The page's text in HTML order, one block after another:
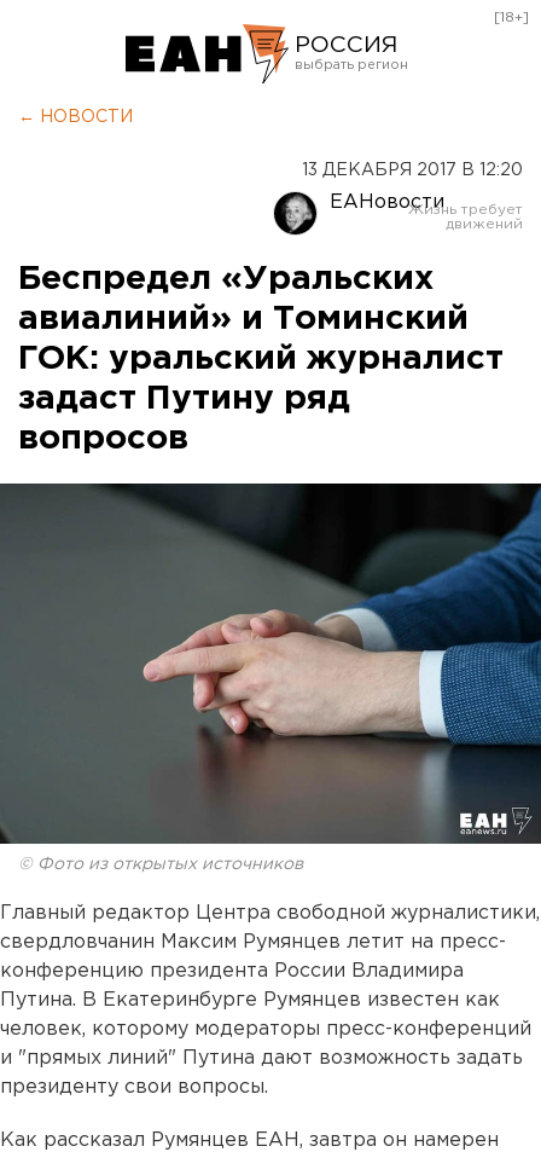
РОССИЯ
Оренбург
[18+]
← НОВОСТИ
13 ДЕКАБРЯ 2017 В 12:20
ЕАНовости
Беспредел «Уральских
авиалиний» и Томинский
ГОК: уральский журналист
задаст Путину ряд
вопросов
© Фото из открытых источников
Главный редактор Центра свободной журналистики,
свердловчанин Максим Румянцев летит на пресс-
конференцию президента России Владимира
Путина. В Екатеринбурге Румянцев известен как
человек, которому модераторы пресс-конференций
и "прямых линий" Путина дают возможность задать
президенту свои вопросы.
Как рассказал Румянцев ЕАН, завтра он намерен